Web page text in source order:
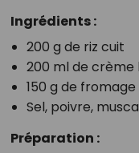
Ingrédients :
200 g de riz cuit
200 ml de crème
150 g de
Sel, poivre,
Préparation :